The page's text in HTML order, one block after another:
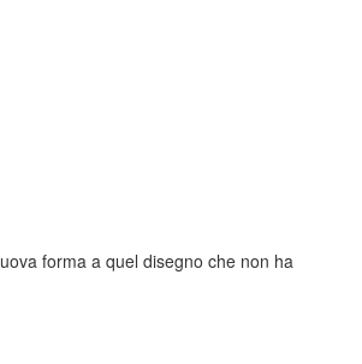
forma a quel disegno che non ha